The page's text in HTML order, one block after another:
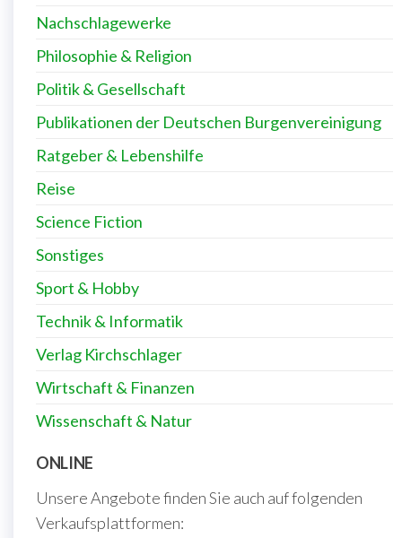
Nachschlagewerke
Philosophie & Religion
Politik & Gesellschaft
Publikationen der Deutschen Burgenvereinigung
Ratgeber & Lebenshilfe
Reise
Science Fiction
Sonstiges
Sport & Hobby
Technik & Informatik
Verlag Kirchschlager
Wirtschaft & Finanzen
Wissenschaft & Natur
ONLINE
Unsere Angebote finden Sie auch auf folgenden
Verkaufsplattformen: